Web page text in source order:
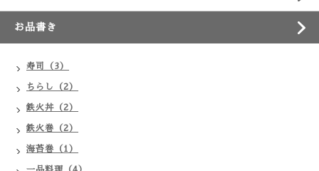
お品書き
寿司（3）
ちらし（2）
鉄火丼（2）
鉄火巻（2）
海苔巻（1）